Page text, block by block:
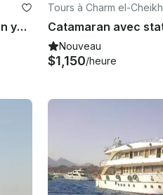
M/Y Whirlwind en direct à bord d'un yacht en mer Rouge
Tours à Charm el-Cheikh
Nouveau
$1,150/heure